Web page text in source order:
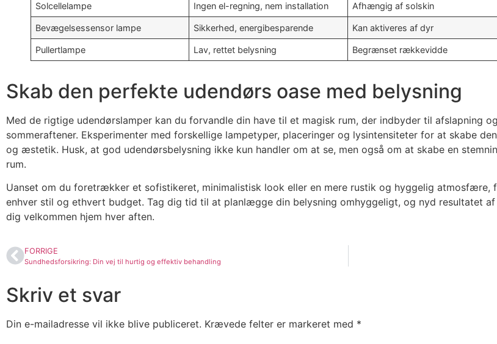
Solcellelampe Ingen el-regning, nem installation Afhængig af solskin
Bevægelsessensor lampe Sikkerhed, energibesparende Kan aktiveres af dyr
Pullertlampe Lav, rettet belysning Begrænset rækkevidde
Skab den perfekte udendørs oase med belysning
Med de rigtige udendørslamper kan du forvandle din have til et magisk rum, der indbyder til afslapning
sommeraftener. Eksperimenter med forskellige lampetyper, placeringer og lysintensiteter for at skabe
og æstetik. Husk, at god udendørsbelysning ikke kun handler om at se, men også om at skabe en
rum.
Uanset om du foretrækker et sofistikeret, minimalistisk look eller en mere rustik og hyggelig atmosfære,
enhver stil og ethvert budget. Tag dig tid til at planlægge din belysning omhyggeligt, og nyd resultatet
dig velkommen hjem hver aften.
FORRIGE
Sundhedsforsikring: Din vej til hurtig og effektiv behandling
Skriv et svar
Din e-mailadresse vil ikke blive publiceret. Krævede felter er markeret med *